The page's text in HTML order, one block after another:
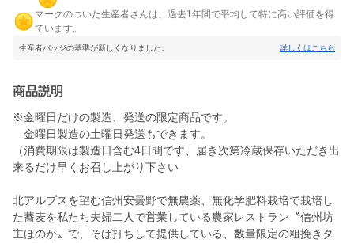
マークのついた生産者さんは、過去1年間で平均して特に高い評価を得
ています。
生産者バッジの基準が新しくなりました。 詳しくはこちら
商品説明
※金曜日だけの製造、発送の限定商品です。
金曜日製造の土曜日発送もできます。
（消費期限は製造日含む4日間です、届き次第冷蔵保存いただき出
来るだけ早くお召し上がり下さい
北アルプスを望む信州安曇野で無農薬、無化学肥料栽培で栽培し
た蕎麦を私たち夫婦二人で営業している農家レストラン〝信州坊
主ほのか〟で、そば打ちして提供している、数量限定の粗挽きタ